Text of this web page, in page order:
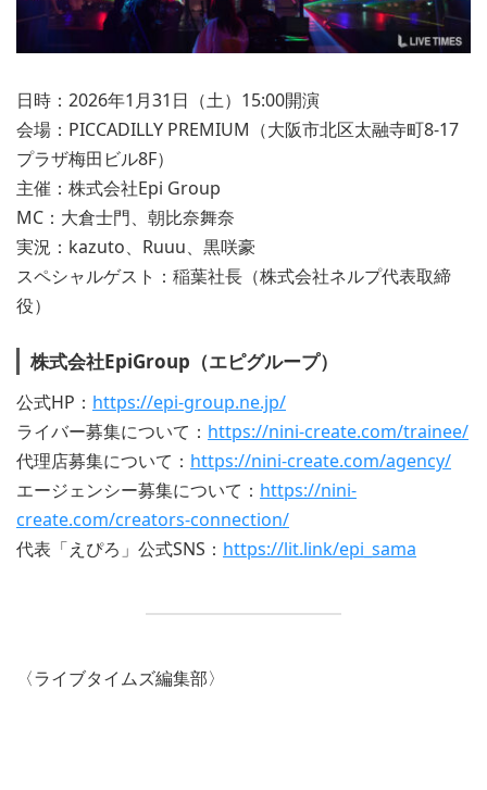
日時：2026年1月31日（土）15:00開演
会場：PICCADILLY PREMIUM（大阪市北区太融寺町8-17
プラザ梅田ビル8F）
主催：株式会社Epi Group
MC：大倉士門、朝比奈舞奈
実況：kazuto、Ruuu、黒咲豪
スペシャルゲスト：稲葉社長（株式会社ネルプ代表取締
役）
株式会社EpiGroup（エピグループ）
公式HP： https://epi-group.ne.jp/
ライバー募集について： https://nini-create.com/trainee/
代理店募集について： https://nini-create.com/agency/
エージェンシー募集について： https://nini-
create.com/creators-connection/
代表「えぴろ」公式SNS： https://lit.link/epi_sama
〈ライブタイムズ編集部〉